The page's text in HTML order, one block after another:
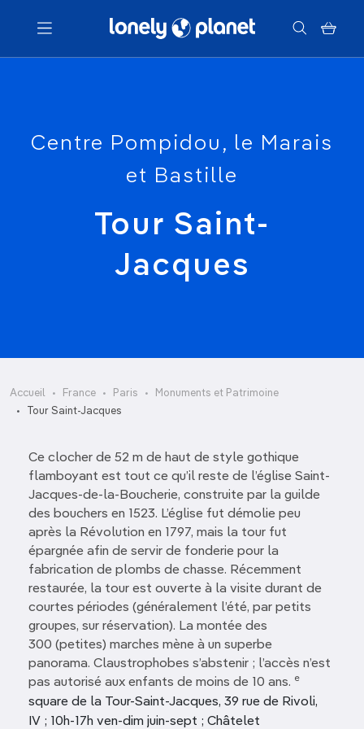
Menu
Votre recherche
Centre Pompidou, le Marais
et Bastille
Tour Saint-
Jacques
Accueil France Paris
Monuments et Patrimoine
Tour Saint-Jacques
Ce clocher de 52 m de haut de style gothique
flamboyant est tout ce qu’il reste de l’église Saint-
Jacques-de-la-Boucherie, construite par la guilde
des bouchers en 1523. L’église fut démolie peu
après la Révolution en 1797, mais la tour fut
épargnée afin de servir de fonderie pour la
fabrication de plombs de chasse. Récemment
restaurée, la tour est ouverte à la visite durant de
courtes périodes (généralement l’été, par petits
groupes, sur réservation). La montée des
300 (petites) marches mène à un superbe
panorama. Claustrophobes s’abstenir ; l’accès n’est
pas autorisé aux enfants de moins de 10 ans. e
square de la Tour-Saint-Jacques, 39 rue de Rivoli,
IV ; 10h-17h ven-dim juin-sept ; Châtelet